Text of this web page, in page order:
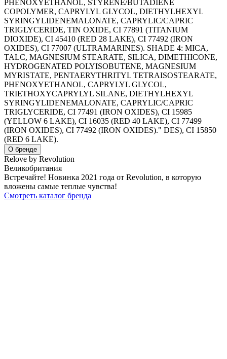
PHENOXYETHANOL, STYRENE/BUTADIENE
COPOLYMER, CAPRYLYL GLYCOL, DIETHYLHEXYL
SYRINGYLIDENEMALONATE, CAPRYLIC/CAPRIC
TRIGLYCERIDE, TIN OXIDE, CI 77891 (TITANIUM
DIOXIDE), CI 45410 (RED 28 LAKE), CI 77492 (IRON
OXIDES), CI 77007 (ULTRAMARINES). SHADE 4: MICA,
TALC, MAGNESIUM STEARATE, SILICA, DIMETHICONE,
HYDROGENATED POLYISOBUTENE, MAGNESIUM
MYRISTATE, PENTAERYTHRITYL TETRAISOSTEARATE,
PHENOXYETHANOL, CAPRYLYL GLYCOL,
TRIETHOXYCAPRYLYL SILANE, DIETHYLHEXYL
SYRINGYLIDENEMALONATE, CAPRYLIC/CAPRIC
TRIGLYCERIDE, CI 77491 (IRON OXIDES), CI 15985
(YELLOW 6 LAKE), CI 16035 (RED 40 LAKE), CI 77499
(IRON OXIDES), CI 77492 (IRON OXIDES)." DES), CI 15850
(RED 6 LAKE).
О бренде
Relove by Revolution
Великобритания
Встречайте! Новинка 2021 года от Revolution, в которую
вложены самые теплые чувства!
Смотреть каталог бренда